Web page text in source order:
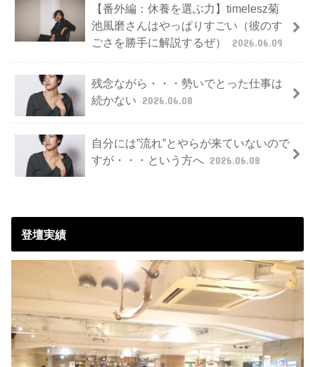
【番外編：休養を選ぶ力】timelesz菊
池風磨さんはやっぱりすごい（彼のす
ごさを勝手に解説するぜ）
2026.06.09
残念ながら・・・勢いでとった仕事は
続かない 2026.06.08
自分には”流れ”とやらが来ていないので
すが・・・という方へ 2026.06.08
登壇実績